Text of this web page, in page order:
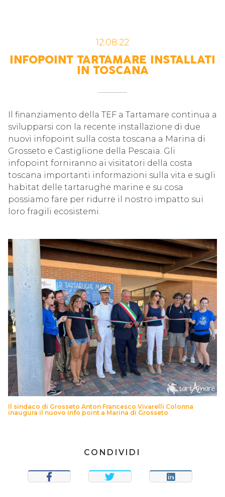
INFOPOINT TARTAMARE INSTALLATI
IN TOSCANA
12.08.22
Il finanziamento della TEF a Tartamare continua a
svilupparsi con la recente installazione di due
nuovi infopoint sulla costa toscana a Marina di
Grosseto e Castiglione della Pescaia. Gli
infopoint forniranno ai visitatori della costa
toscana importanti informazioni sulla vita e sugli
habitat delle tartarughe marine e su cosa
possiamo fare per ridurre il nostro impatto sui
loro fragili ecosistemi.
Il sindaco di Grosseto Anton Francesco Vivarelli Colonna
inaugura il nuovo info point a Marina di Grosseto
CONDIVIDI
CONDIVIDI TWEET CONDIVIDI